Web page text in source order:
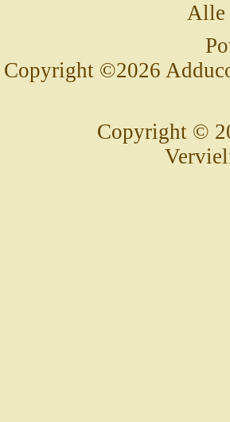
Alle
Copyright ©2026
Copyright ©